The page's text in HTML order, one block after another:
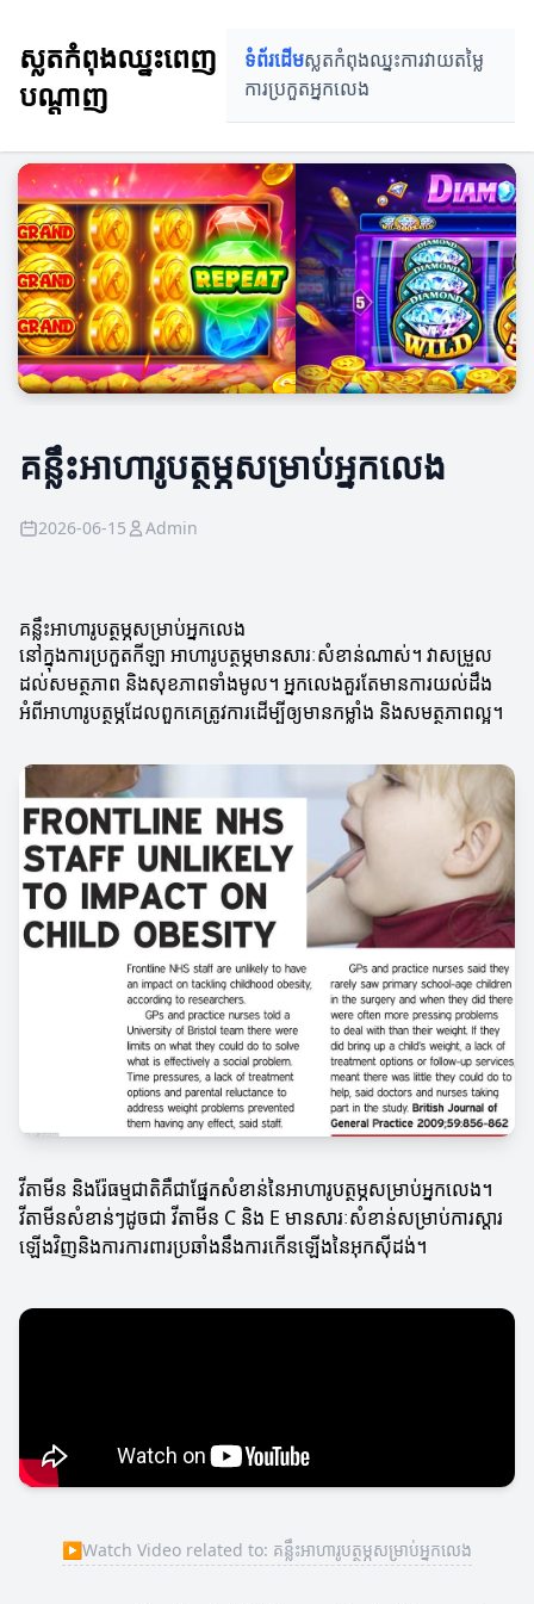
ស្លតកំពុងឈ្នះពេញ
បណ្តាញ
ទំព័រដើមស្លតកំពុងឈ្នះការវាយតម្លៃ
ការប្រកួតអ្នកលេង
គន្លឹះអាហារូបត្ថម្ភសម្រាប់អ្នកលេង
2026-06-15 Admin
គន្លឹះអាហារូបត្ថម្ភសម្រាប់អ្នកលេង
នៅក្នុងការប្រកួតកីឡា អាហារូបត្ថម្ភមានសារៈសំខាន់ណាស់។ វាសម្រួល
ដល់សមត្ថភាព និងសុខភាពទាំងមូល។ អ្នកលេងគួរតែមានការយល់ដឹង
អំពីអាហារូបត្ថម្ភដែលពួកគេត្រូវការដើម្បីឲ្យមានកម្លាំង និងសមត្ថភាពល្អ។
វីតាមីន និងរ៉ែធម្មជាតិគឺជាផ្នែកសំខាន់នៃអាហារូបត្ថម្ភសម្រាប់អ្នកលេង។
វីតាមីនសំខាន់ៗដូចជា វីតាមីន C និង E មានសារៈសំខាន់សម្រាប់ការស្ដារ
ឡើងវិញនិងការការពារប្រឆាំងនឹងការកើនឡើងនៃអុកស៊ីដង់។
▶Watch Video related to: គន្លឹះអាហារូបត្ថម្ភសម្រាប់អ្នកលេង